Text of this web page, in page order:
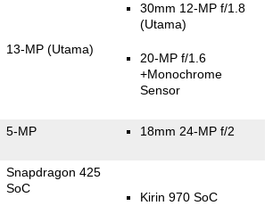
13-MP (Utama)
30mm 12-MP f/1.8
(Utama)
20-MP f/1.6
+Monochrome
Sensor
5-MP 18mm 24-MP f/2
Snapdragon 425
SoC
Kirin 970 SoC